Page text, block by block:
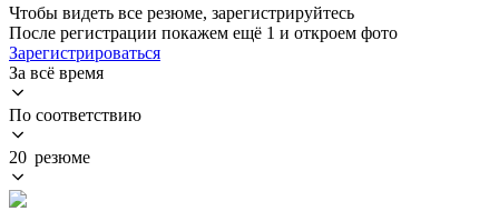
Чтобы видеть все резюме, зарегистрируйтесь
После регистрации покажем ещё 1 и откроем фото
Зарегистрироваться
За всё время
По соответствию
20 резюме